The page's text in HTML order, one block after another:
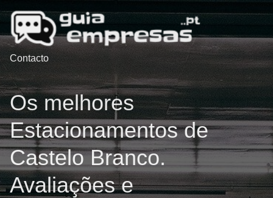
Contacto
Os melhores
Estacionamentos de
Castelo Branco.
Avaliações e